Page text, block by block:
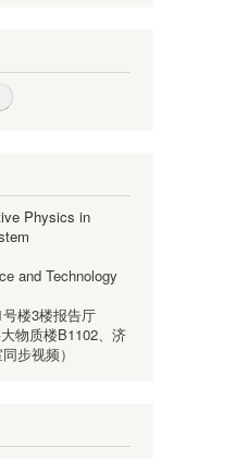
院量子科学大厦1417室同步视频）
院量子科学大厦1417室同步视频）
chemistry
院量子科学大厦1417室同步视频）
Physics in
and Technology
楼3楼报告厅
物质楼B1102、济
步视频）